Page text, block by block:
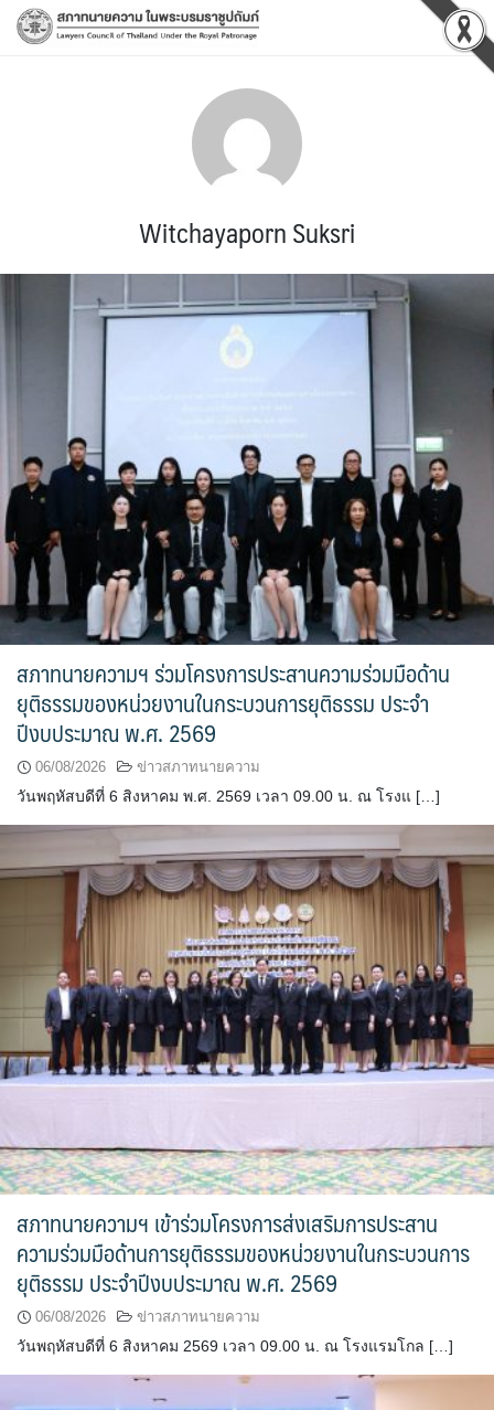
Skip
Witchayaporn Suksri
สภาทนายความฯ ร่วมโครงการประสานความร่วมมือด้าน
ยุติธรรมของหน่วยงานในกระบวนการยุติธรรม ประจำ
ปีงบประมาณ พ.ศ. 2569
06/08/2026 ข่าวสภาทนายความ
วันพฤหัสบดีที่ 6 สิงหาคม พ.ศ. 2569 เวลา 09.00 น. ณ โรงแ […]
สภาทนายความฯ เข้าร่วมโครงการส่งเสริมการประสาน
ความร่วมมือด้านการยุติธรรมของหน่วยงานในกระบวนการ
ยุติธรรม ประจำปีงบประมาณ พ.ศ. 2569
06/08/2026 ข่าวสภาทนายความ
วันพฤหัสบดีที่ 6 สิงหาคม 2569 เวลา 09.00 น. ณ โรงแรมโกล […]